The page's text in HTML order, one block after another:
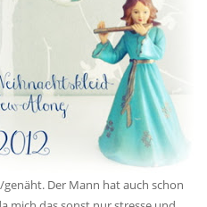
Der Mann hat auch schon